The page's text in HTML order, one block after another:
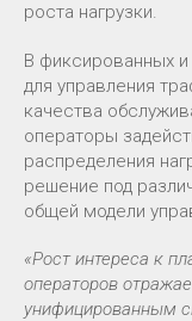
роста нагрузки.
В фиксированных
для управления
качества
операторы
распределения
решение под
общей модели
«Рост интереса к
операторов
унифицированным